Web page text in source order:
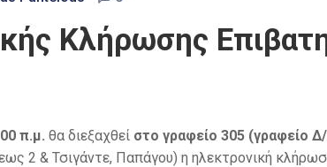
Κλήρωσης
π.μ. θα διεξαχθεί στο γραφείο 305 (γραφείο
2 & Τσιγάντε, Παπάγου) η ηλεκτρονική